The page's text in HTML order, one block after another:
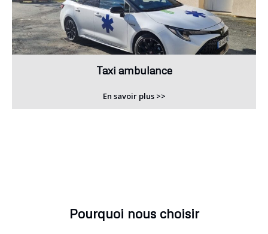
Taxi ambulance
En savoir plus >>
Pourquoi nous choisir